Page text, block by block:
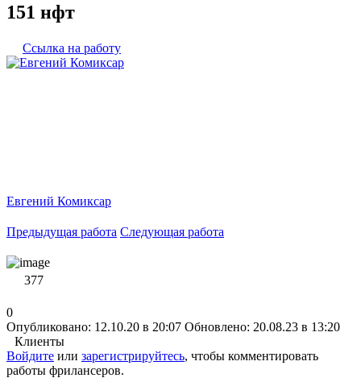
151 нфт
Ссылка на работу
Евгений Комиксар
Предыдущая работа Следующая работа
377
0
Опубликовано: 12.10.20 в 20:07 Обновлено: 20.08.23 в 13:20
Клиенты
Войдите или зарегистрируйтесь, чтобы комментировать
работы фрилансеров.